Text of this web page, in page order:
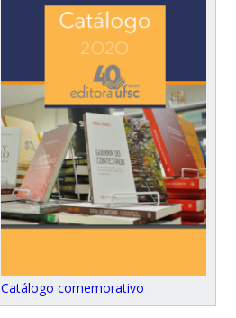
Catálogo comemorativo